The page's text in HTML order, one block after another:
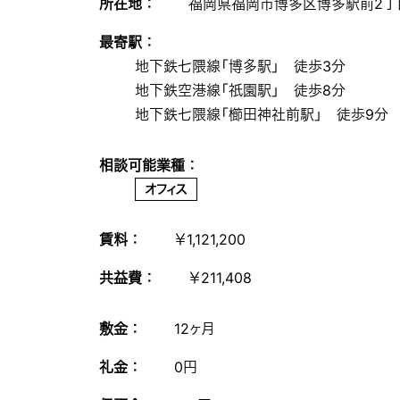
所在地 ： 福岡県福岡市博多区博多駅前2丁
最寄駅 ：
地下鉄七隈線「博多駅」 徒歩3分
地下鉄空港線「祇園駅」 徒歩8分
地下鉄七隈線「櫛田神社前駅」 徒歩9分
相談可能業種 ：
オフィス
賃料 ： ￥1,121,200
共益費 ： ￥211,408
敷金 ： 12ヶ月
礼金 ： 0円